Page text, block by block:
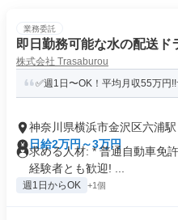
業務委託
即日勤務可能な水の配送ド
株式会社 Trasaburou
✅週1日〜OK！平均月収55万円
神奈川県横浜市金沢区六浦駅
日給2万円～3万円
求める人材: * 普通自動車免
経験者とも歓迎! ...
週1日からOK +1個